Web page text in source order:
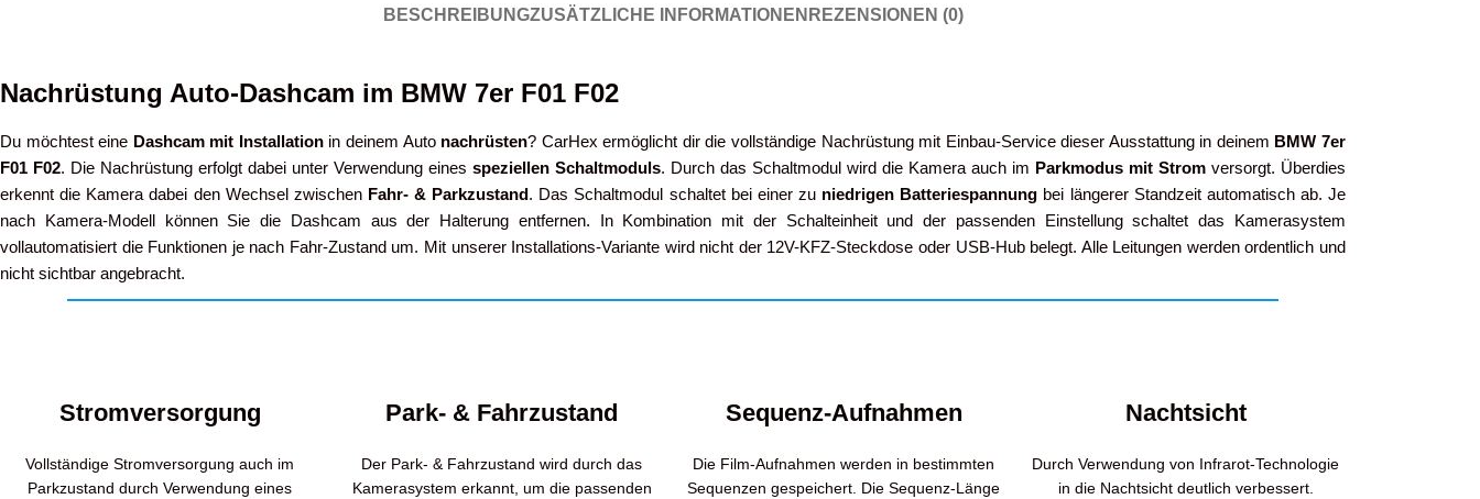
BESCHREIBUNGZUSÄTZLICHE INFORMATIONEN REZENSIONEN (0)
Nachrüstung Auto-Dashcam im BMW 7er F01 F02
Du möchtest eine Dashcam mit Installationin deinem Auto nachrüsten? CarHex ermöglicht dir die vollständige Nachrüstung mit Einbau-Service dieser Ausstattung in deinem BMW7er
F01 F02. Die Nachrüstung erfolgt dabei unter Verwendung eines speziellen Schaltmoduls. Durch das Schaltmodul wird die Kamera auch im Parkmodus mit Strom versorgt. Überdies
erkennt die Kamera dabei den Wechsel zwischen Fahr- & Parkzustand. Das Schaltmodul schaltet bei einer zu niedrigen Batteriespannung bei längerer Standzeit automatisch ab. Je
nach Kamera-Modell können Sie die Dashcam aus der Halterung entfernen. In Kombination mit der Schalteinheit und der passenden Einstellung schaltet das Kamerasystem
vollautomatisiert die Funktionen je nach Fahr-Zustand um. Mit unserer Installations-Variante wird nicht der 12V-KFZ-Steckdose oder USB-Hub belegt. Alle Leitungen werden ordentlich und
nicht sichtbar angebracht.
Stromversorgung
Vollständige Stromversorgung auch im
Parkzustand durch Verwendung eines
Park- & Fahrzustand
Der Park- & Fahrzustand wird durch das
Kamerasystem erkannt, um die passenden
Sequenz-Aufnahmen
Die Film-Aufnahmen werden in bestimmten
Sequenzen gespeichert. Die Sequenz-Länge
Nachtsicht
Durch Verwendung von Infrarot-Technologie
in die Nachtsicht deutlich verbessert.